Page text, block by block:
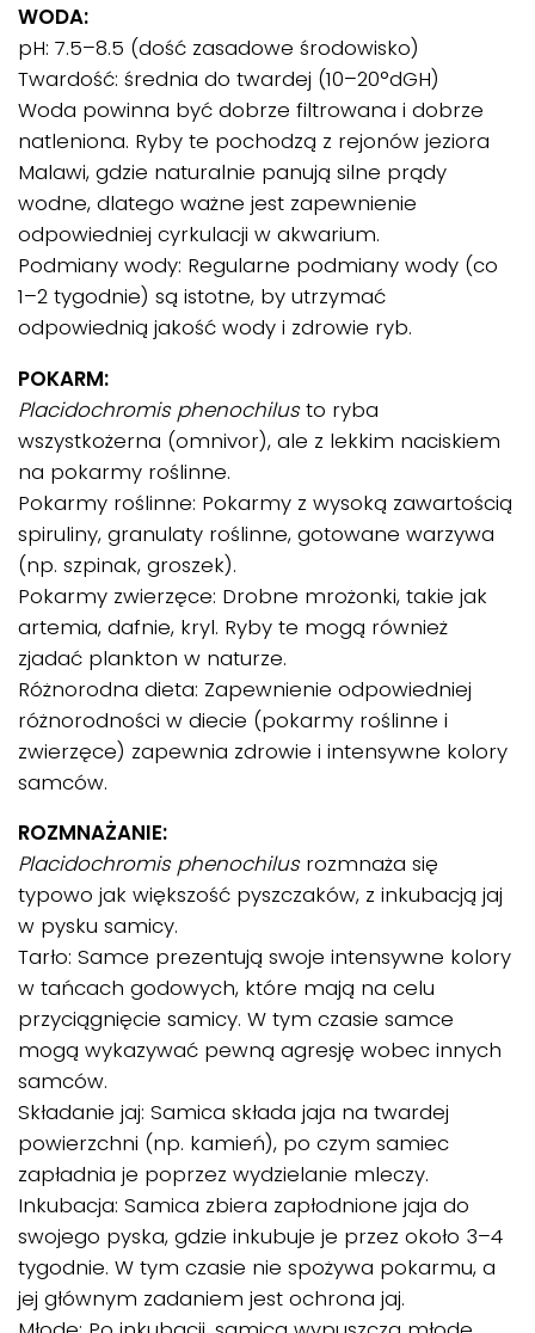
WODA:
pH: 7.5–8.5 (dość zasadowe środowisko)
Twardość: średnia do twardej (10–20°dGH)
Woda powinna być dobrze filtrowana i dobrze
natleniona. Ryby te pochodzą z rejonów jeziora
Malawi, gdzie naturalnie panują silne prądy
wodne, dlatego ważne jest zapewnienie
odpowiedniej cyrkulacji w akwarium.
Podmiany wody: Regularne podmiany wody (co
1–2 tygodnie) są istotne, by utrzymać
odpowiednią jakość wody i zdrowie ryb.
POKARM:
Placidochromis phenochilusto ryba
wszystkożerna (omnivor), ale z lekkim naciskiem
na pokarmy roślinne.
Pokarmy roślinne: Pokarmy z wysoką zawartością
spiruliny, granulaty roślinne, gotowane warzywa
(np. szpinak, groszek).
Pokarmy zwierzęce: Drobne mrożonki, takie jak
artemia, dafnie, kryl. Ryby te mogą również
zjadać plankton w naturze.
Różnorodna dieta: Zapewnienie odpowiedniej
różnorodności w diecie (pokarmy roślinne i
zwierzęce) zapewnia zdrowie i intensywne kolory
samców.
ROZMNAŻANIE:
Placidochromis phenochilusrozmnaża się
typowo jak większość pyszczaków, z inkubacją jaj
w pysku samicy.
Tarło: Samce prezentują swoje intensywne kolory
w tańcach godowych, które mają na celu
przyciągnięcie samicy. W tym czasie samce
mogą wykazywać pewną agresję wobec innych
samców.
Składanie jaj: Samica składa jaja na twardej
powierzchni (np. kamień), po czym samiec
zapładnia je poprzez wydzielanie mleczy.
Inkubacja: Samica zbiera zapłodnione jaja do
swojego pyska, gdzie inkubuje je przez około 3–4
tygodnie. W tym czasie nie spożywa pokarmu, a
jej głównym zadaniem jest ochrona jaj.